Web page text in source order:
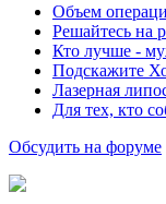
Объем
Решайтесь на
Кто лучше -
Подскажите
Лазерная
Для тех, кто
Обсудить на форуме